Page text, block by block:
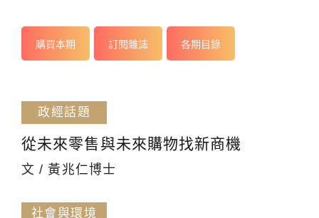
購買本期 訂閱雜誌 各期目錄
政經話題
從未來零售與未來購物找新商機
文 / 黃兆仁博士
社會與環境